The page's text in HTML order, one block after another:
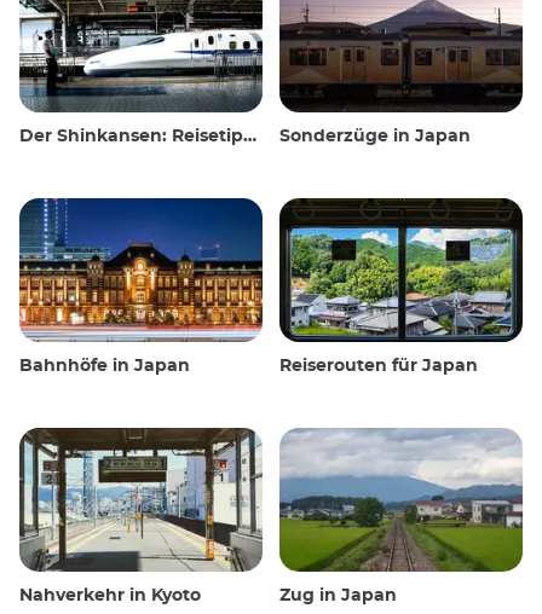
Der Shinkansen: Reisetipps für den japanischen Hochgeschwindigkeitszug Sonderzüge in Japan
Bahnhöfe in Japan Reiserouten für Japan
Nahverkehr in Kyoto Zug in Japan